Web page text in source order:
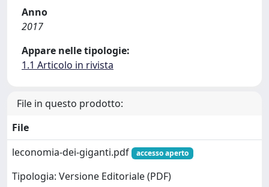
Anno
2017
Appare nelle tipologie:
1.1 Articolo in rivista
File in questo prodotto:
File
leconomia-dei-giganti.pdf
accesso aperto
Tipologia: Versione Editoriale (PDF)